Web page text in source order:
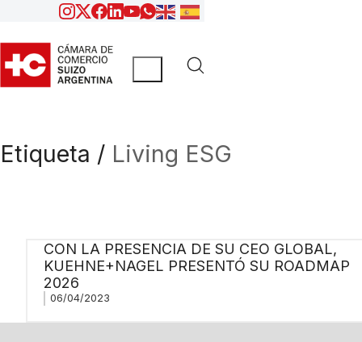
Etiqueta / Living ESG
CON LA PRESENCIA DE SU CEO GLOBAL,
KUEHNE+NAGEL PRESENTÓ SU ROADMAP
2026
06/04/2023